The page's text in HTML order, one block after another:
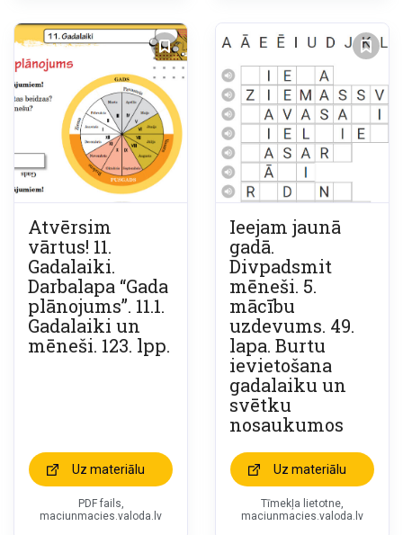
Atvērsim
vārtus! 11.
Gadalaiki.
Darbalapa “Gada
plānojums”. 11.1.
Gadalaiki un
mēneši. 123. lpp.
Uz materiālu
PDF fails,
maciunmacies.valoda.lv
Ieejam jaunā
gadā.
Divpadsmit
mēneši. 5.
mācību
uzdevums. 49.
lapa. Burtu
ievietošana
gadalaiku un
svētku
nosaukumos
Uz materiālu
Tīmekļa lietotne,
maciunmacies.valoda.lv